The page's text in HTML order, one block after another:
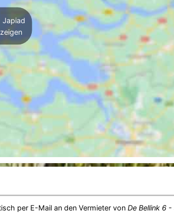
Japiad
per E-Mail an den Vermieter von De Bellink 6